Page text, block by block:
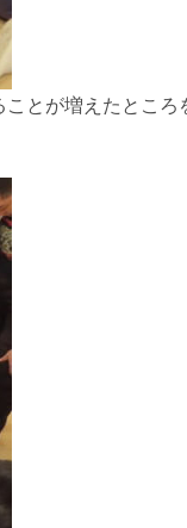
とが増えたとこ